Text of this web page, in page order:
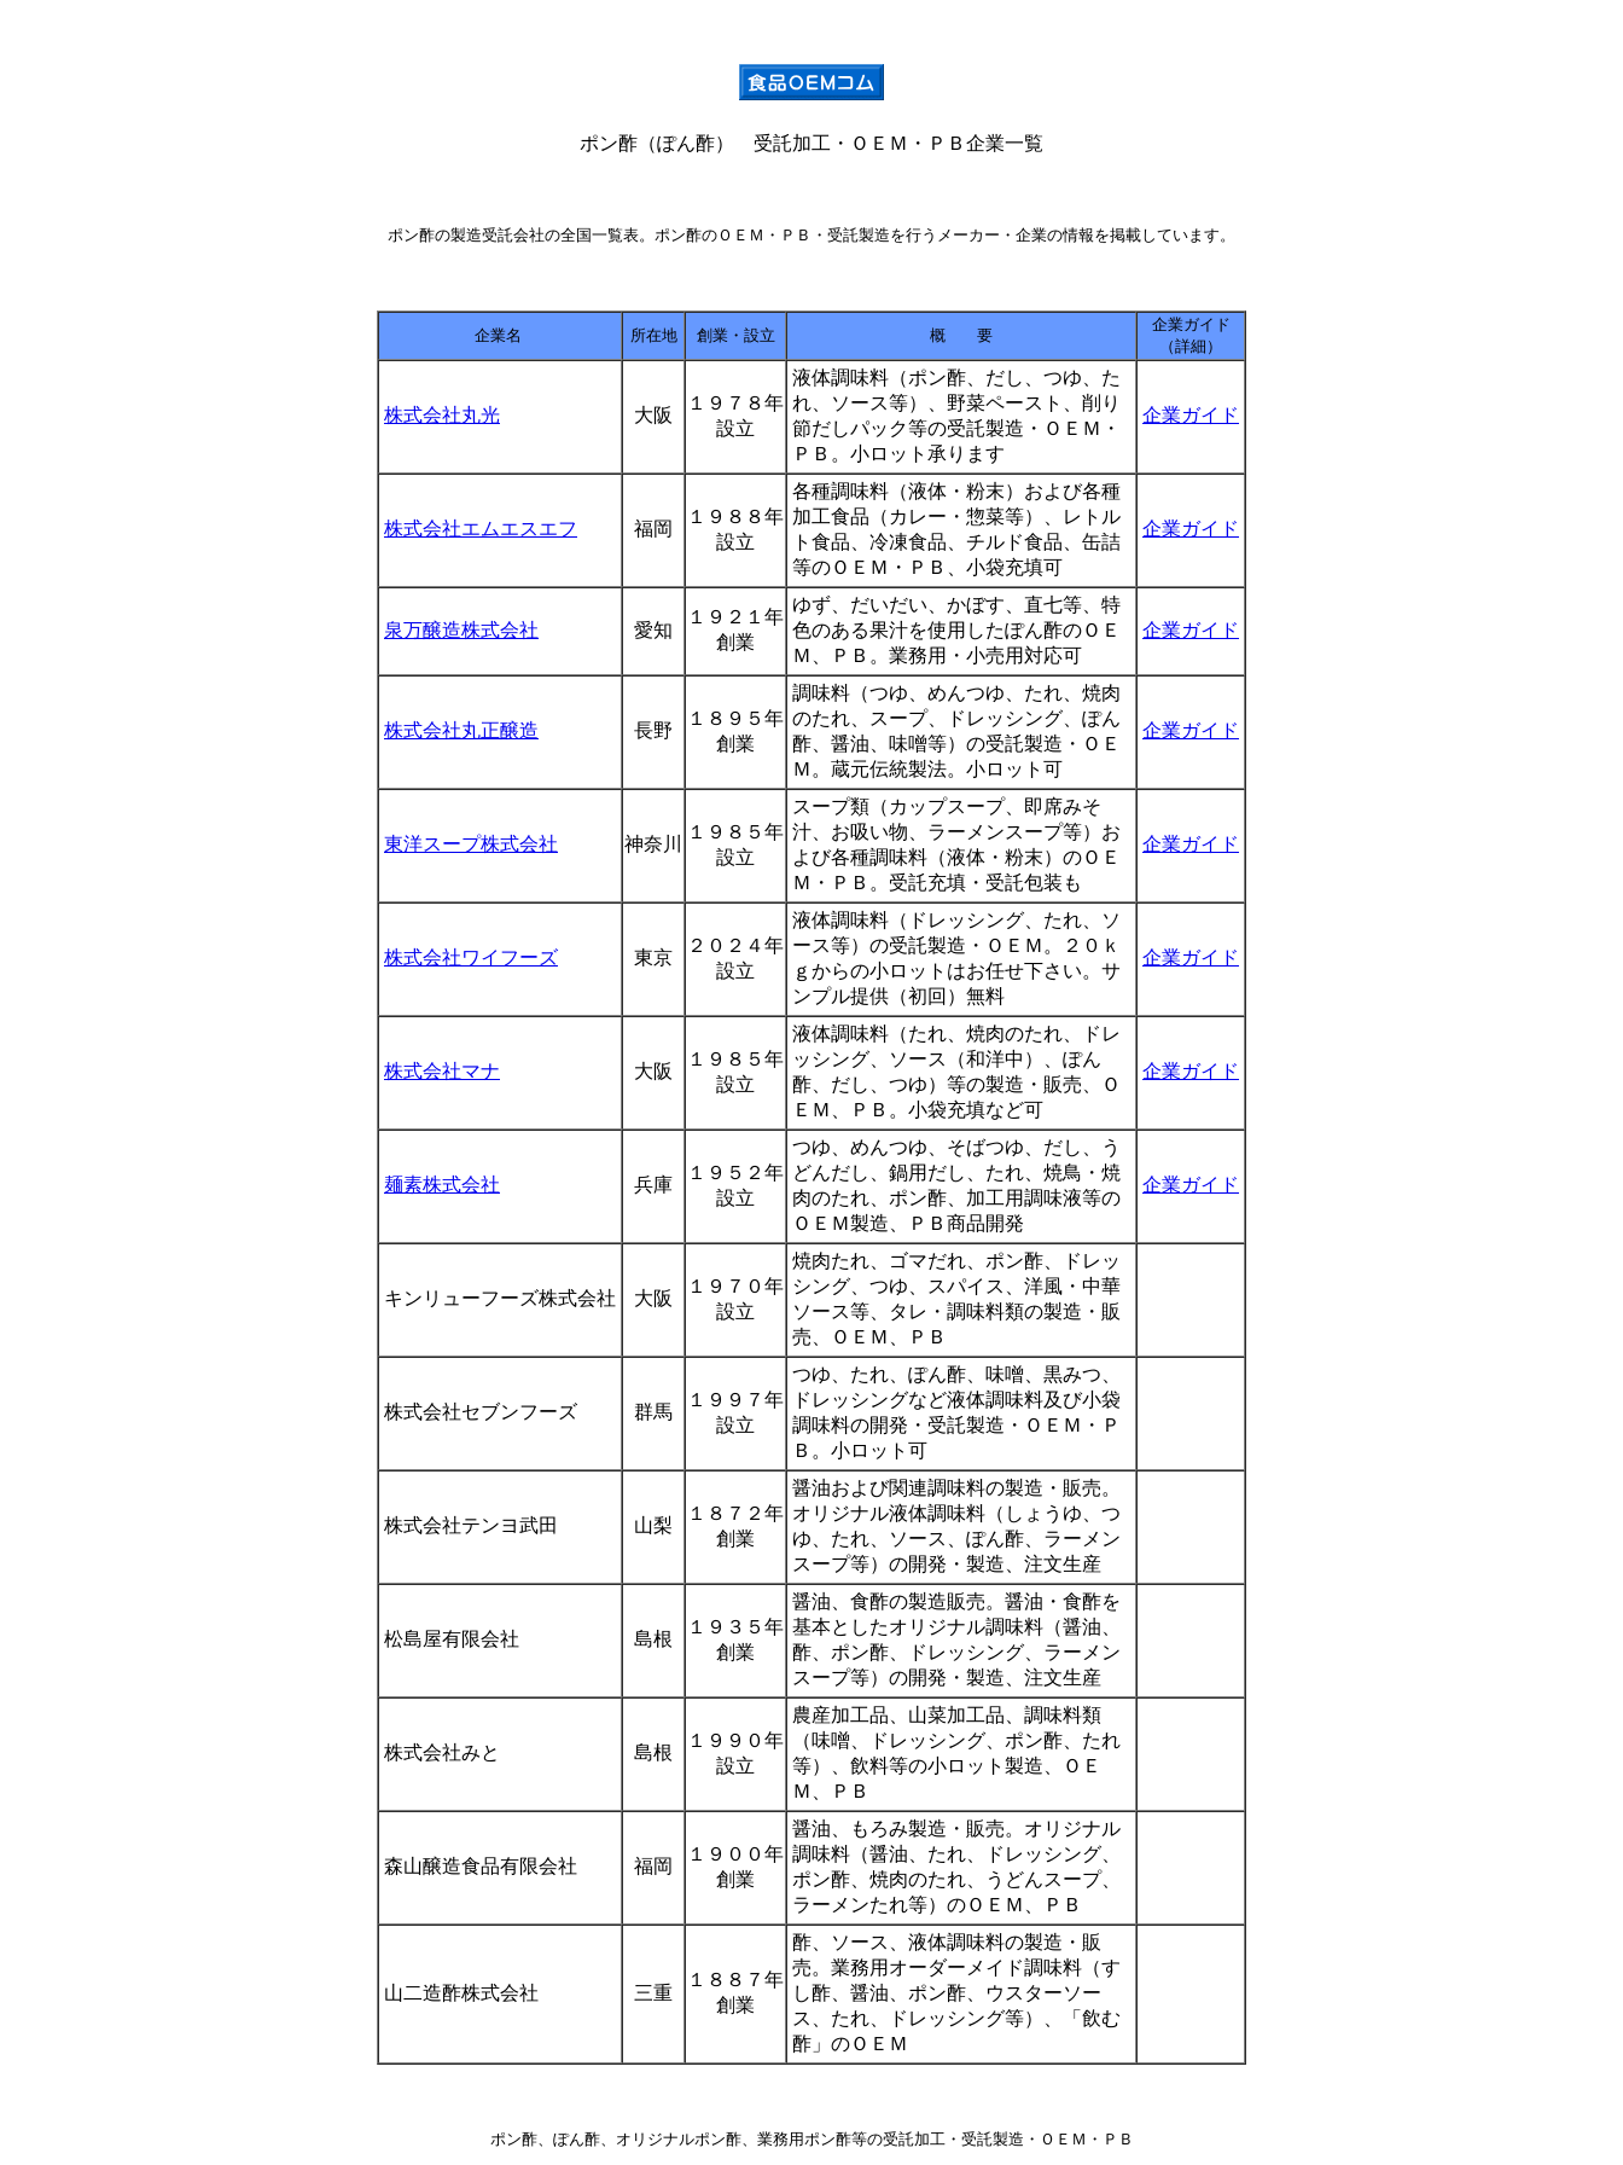
ポン酢（ぽん酢） 受託加工・ＯＥＭ・ＰＢ企業一覧
ポン酢の製造受託会社の全国一覧表。ポン酢のＯＥＭ・ＰＢ・受託製造を行うメーカー・企業の情報を掲載しています。
企業名 所在地 創業・設立 概 要
企業ガイド
（詳細）
株式会社丸光 大阪
１９７８年
設立
液体調味料（ポン酢、だし、つゆ、た
れ、ソース等）、野菜ペースト、削り
節だしパック等の受託製造・ＯＥＭ・
ＰＢ。小ロット承ります
企業ガイド
株式会社エムエスエフ 福岡
１９８８年
設立
各種調味料（液体・粉末）および各種
加工食品（カレー・惣菜等）、レトル
ト食品、冷凍食品、チルド食品、缶詰
等のＯＥＭ・ＰＢ、小袋充填可
企業ガイド
泉万醸造株式会社 愛知
１９２１年
創業
ゆず、だいだい、かぼす、直七等、特
色のある果汁を使用したぽん酢のＯＥ
Ｍ、ＰＢ。業務用・小売用対応可
企業ガイド
株式会社丸正醸造 長野
１８９５年
創業
調味料（つゆ、めんつゆ、たれ、焼肉
のたれ、スープ、ドレッシング、ぽん
酢、醤油、味噌等）の受託製造・ＯＥ
Ｍ。蔵元伝統製法。小ロット可
企業ガイド
東洋スープ株式会社 神奈川
１９８５年
設立
スープ類（カップスープ、即席みそ
汁、お吸い物、ラーメンスープ等）お
よび各種調味料（液体・粉末）のＯＥ
Ｍ・ＰＢ。受託充填・受託包装も
企業ガイド
株式会社ワイフーズ 東京
２０２４年
設立
液体調味料（ドレッシング、たれ、ソ
ース等）の受託製造・ＯＥＭ。２０ｋ
ｇからの小ロットはお任せ下さい。サ
ンプル提供（初回）無料
企業ガイド
株式会社マナ 大阪
１９８５年
設立
液体調味料（たれ、焼肉のたれ、ドレ
ッシング、ソース（和洋中）、ぽん
酢、だし、つゆ）等の製造・販売、Ｏ
ＥＭ、ＰＢ。小袋充填など可
企業ガイド
麺素株式会社 兵庫
１９５２年
設立
つゆ、めんつゆ、そばつゆ、だし、う
どんだし、鍋用だし、たれ、焼鳥・焼
肉のたれ、ポン酢、加工用調味液等の
ＯＥＭ製造、ＰＢ商品開発
企業ガイド
キンリューフーズ株式会社 大阪
１９７０年
設立
焼肉たれ、ゴマだれ、ポン酢、ドレッ
シング、つゆ、スパイス、洋風・中華
ソース等、タレ・調味料類の製造・販
売、ＯＥＭ、ＰＢ
株式会社セブンフーズ 群馬
１９９７年
設立
つゆ、たれ、ぽん酢、味噌、黒みつ、
ドレッシングなど液体調味料及び小袋
調味料の開発・受託製造・ＯＥＭ・Ｐ
Ｂ。小ロット可
株式会社テンヨ武田 山梨
１８７２年
創業
醤油および関連調味料の製造・販売。
オリジナル液体調味料（しょうゆ、つ
ゆ、たれ、ソース、ぽん酢、ラーメン
スープ等）の開発・製造、注文生産
松島屋有限会社 島根
１９３５年
創業
醤油、食酢の製造販売。醤油・食酢を
基本としたオリジナル調味料（醤油、
酢、ポン酢、ドレッシング、ラーメン
スープ等）の開発・製造、注文生産
株式会社みと 島根
１９９０年
設立
農産加工品、山菜加工品、調味料類
（味噌、ドレッシング、ポン酢、たれ
等）、飲料等の小ロット製造、ＯＥ
Ｍ、ＰＢ
森山醸造食品有限会社 福岡
１９００年
創業
醤油、もろみ製造・販売。オリジナル
調味料（醤油、たれ、ドレッシング、
ポン酢、焼肉のたれ、うどんスープ、
ラーメンたれ等）のＯＥＭ、ＰＢ
山二造酢株式会社 三重
１８８７年
創業
酢、ソース、液体調味料の製造・販
売。業務用オーダーメイド調味料（す
し酢、醤油、ポン酢、ウスターソー
ス、たれ、ドレッシング等）、「飲む
酢」のＯＥＭ
ポン酢、ぽん酢、オリジナルポン酢、業務用ポン酢等の受託加工・受託製造・ＯＥＭ・ＰＢ